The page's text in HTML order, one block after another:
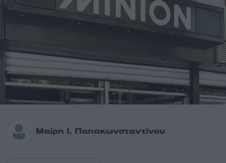
Μαίρη Ι. Παπακωνσταντίνου